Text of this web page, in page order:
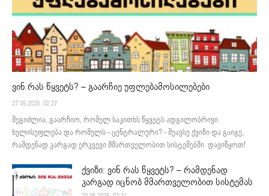
ვინ რას წყვეტს? – გაარჩიე უფლებამოსილებები
27.05.2025. 02:27
შეგიძლია, გაარჩიო, რომელ საკითხს წყვეტს ადგილობრივი
ხელისუფლება და რომელს - ცენტრალური? - შეავსე ქვიზი და გაიგე,
რამდენად კარგად ერკვევი მმართველობით სისტემებში. დავიწყოთ!
ქვიზი: ვინ რას წყვეტს? – რამდენად
კარგად იცნობ მმართველობით სისტემას